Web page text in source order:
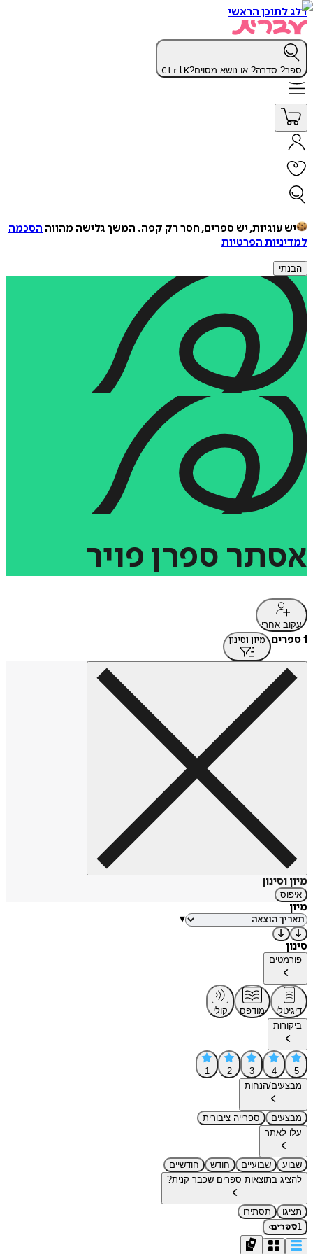
דלג לתוכן הראשי
ספר? סדרה? או נושא מסוים? CtrlK
יש עוגיות, יש ספרים, חסר רק קפה. המשך גלישה מהווה הסכמה
למדיניות הפרטיות
הבנתי
אסתר ספרן פויר
עקוב אחרי
1 ספרים מיון וסינון
מיון וסינון
איפוס
מיון
▾
סינון
פורמטים
דיגיטלי מודפס
קולי
ביקורות
5
4
3
2
1
מבצעים/הנחות
מבצעים
ספרייה ציבורית
עלו לאתר
שבוע שבועיים חודש
חודשיים
להציג בתוצאות ספרים שכבר קנית?
תציגו
תסתירו
1ספרים›